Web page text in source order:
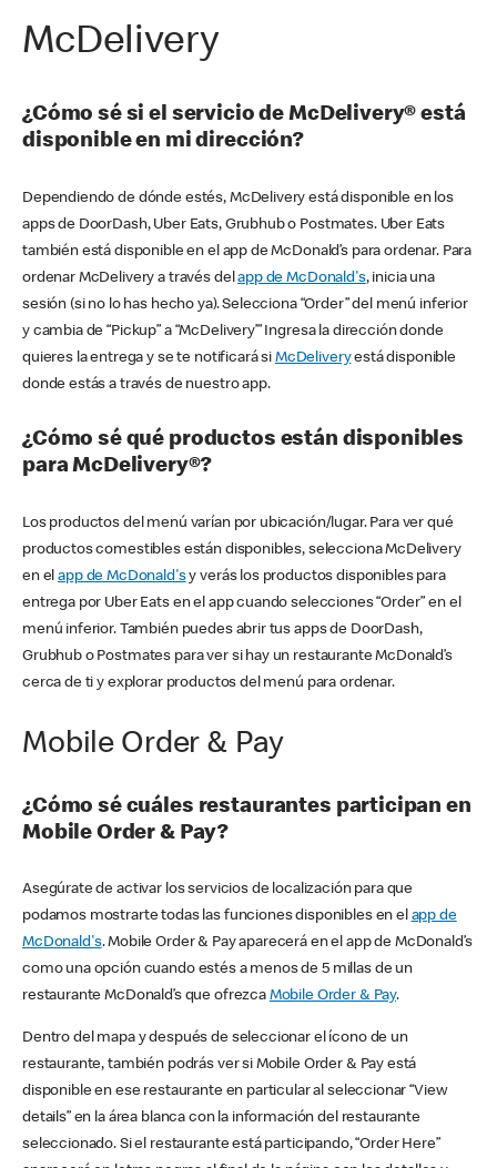
McDelivery
¿Cómo sé si el servicio de McDelivery® está
disponible en mi dirección?
Dependiendo de dónde estés, McDelivery está disponible en los
apps de DoorDash, Uber Eats, Grubhub o Postmates. Uber Eats
también está disponible en el app de McDonald’s para ordenar. Para
ordenar McDelivery a través delapp de McDonald's, inicia una
sesión (si no lo has hecho ya). Selecciona “Order” del menú inferior
y cambia de “Pickup” a “McDelivery’” Ingresa la dirección donde
quieres la entrega y se te notificará si McDeliveryestá disponible
donde estás a través de nuestro app.
¿Cómo sé qué productos están disponibles
para McDelivery®?
Los productos del menú varían por ubicación/lugar. Para ver qué
productos comestibles están disponibles, selecciona McDelivery
en elapp de McDonald'sy verás los productos disponibles para
entrega por Uber Eats en el app cuando selecciones “Order” en el
menú inferior. También puedes abrir tus apps de DoorDash,
Grubhub o Postmates para ver si hay un restaurante McDonald’s
cerca de ti y explorar productos del menú para ordenar.
Mobile Order & Pay
¿Cómo sé cuáles restaurantes participan en
Mobile Order & Pay?
Asegúrate de activar los servicios de localización para que
podamos mostrarte todas las funciones disponibles en el app de
McDonald's. Mobile Order & Pay aparecerá en el app de McDonald’s
como una opción cuando estés a menos de 5 millas de un
restaurante McDonald’s que ofrezca Mobile Order & Pay.
Dentro del mapa y después de seleccionar el ícono de un
restaurante, también podrás ver si Mobile Order & Pay está
disponible en ese restaurante en particular al seleccionar “View
details” en la área blanca con la información del restaurante
seleccionado. Si el restaurante está participando, “Order Here”